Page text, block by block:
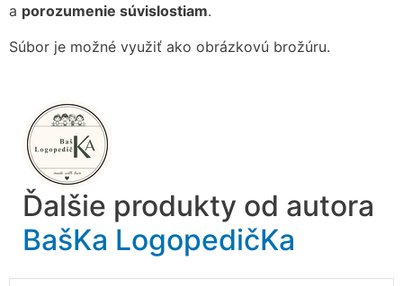
a porozumenie súvislostiam.
Súbor je možné využiť ako obrázkovú brožúru.
Ďalšie produkty od autora
BašKa LogopedičKa